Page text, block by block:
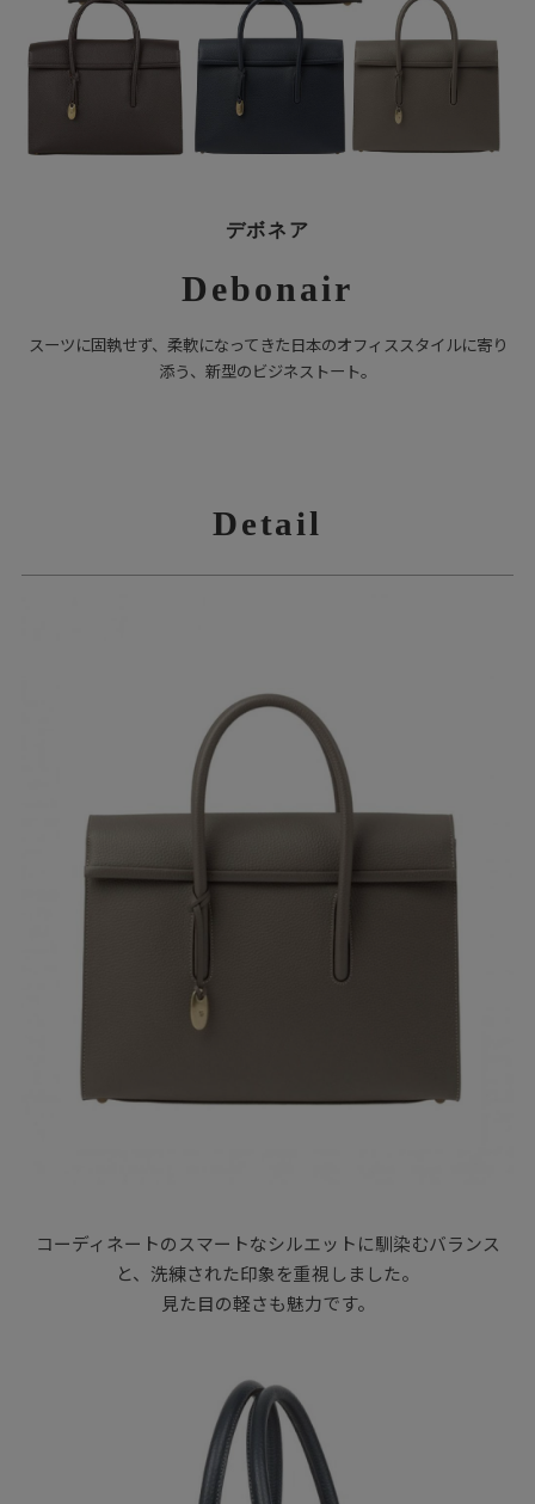
デボネア
Debonair
スーツに固執せず、柔軟になってきた日本のオフィススタイルに寄り
添う、新型のビジネストート。
Detail
コーディネートのスマートなシルエットに馴染むバランス
と、洗練された印象を重視しました。
見た目の軽さも魅力です。